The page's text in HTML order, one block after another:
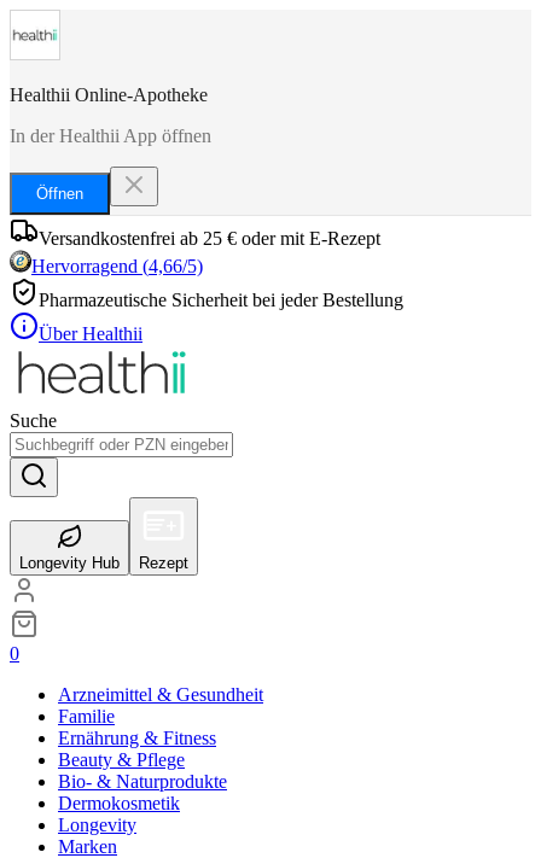
Healthii Online-Apotheke
In der Healthii App öffnen
Öffnen
Versandkostenfrei ab 25 € oder mit E-Rezept
Hervorragend (4,66/5)
Pharmazeutische Sicherheit bei jeder Bestellung
Über Healthii
Suche
Longevity Hub Rezept
0
Arzneimittel & Gesundheit
Familie
Ernährung & Fitness
Beauty & Pflege
Bio- & Naturprodukte
Dermokosmetik
Longevity
Marken